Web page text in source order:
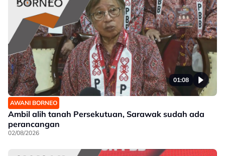
01:08
AWANI BORNEO
Ambil alih tanah Persekutuan, Sarawak sudah ada
perancangan
02/08/2026